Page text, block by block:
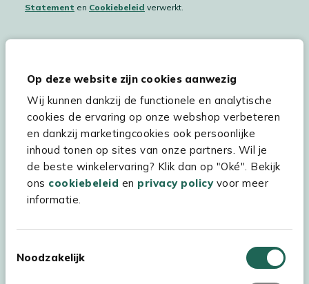
Op deze website zijn cookies aanwezig
Wij kunnen dankzij de functionele en analytische
cookies de ervaring op onze webshop verbeteren
en dankzij marketingcookies ook persoonlijke
inhoud tonen op sites van onze partners. Wil je
de beste winkelervaring? Klik dan op "Oké". Bekijk
ons cookiebeleid en privacy policyvoor meer
informatie.
Noodzakelijk
Statement en Cookiebeleid verwerkt.
Hulp & service
Assortiment
Kees Smit Tuinmeubelen
Experience Stores XXL